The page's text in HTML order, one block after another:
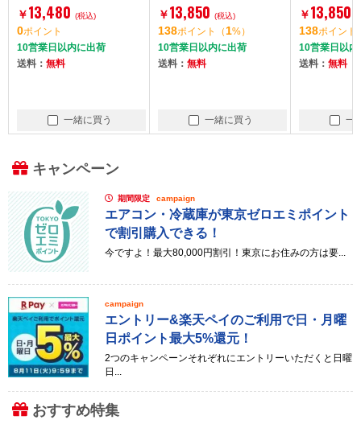
ラー]
￥13,480 (税込)
0ポイント
10営業日以内に出荷
送料： 無料
一緒に買う
2 CPU Liquid Cooler
[CPUクーラー]
￥13,850 (税込)
138ポイント （ 1%）
10営業日以内に出荷
送料： 無料
一緒に買う
Uクーラー]
￥13,850
138ポイント
10営業日以内
送料： 無料
一
キャンペーン
期間限定 campaign
エアコン・冷蔵庫が東京ゼロエミポイント
で割引購入できる！
今ですよ！最大80,000円割引！東京にお住みの方は要...
campaign
エントリー&楽天ペイのご利用で日・月曜
日ポイント最大5%還元！
2つのキャンペーンそれぞれにエントリーいただくと日曜
日...
おすすめ特集